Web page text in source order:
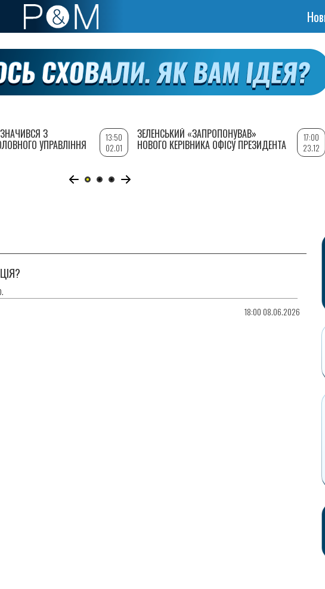
18:00 08.06.2026
З
УПРАВЛІННЯ
13:50
02.01
ЗЕЛЕНСЬКИЙ «ЗАПРОПОНУВАВ»
НОВОГО КЕРІВНИКА ОФІСУ ПРЕЗИДЕНТА
17:00
23.12